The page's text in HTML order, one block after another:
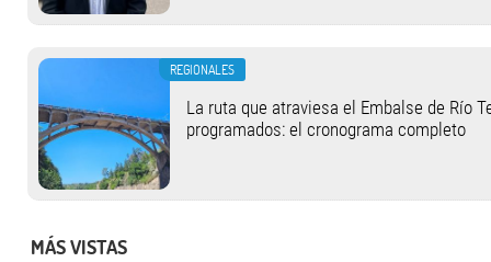
REGIONALES
La ruta que atraviesa el Embalse de Río
programados: el cronograma completo
MÁS VISTAS